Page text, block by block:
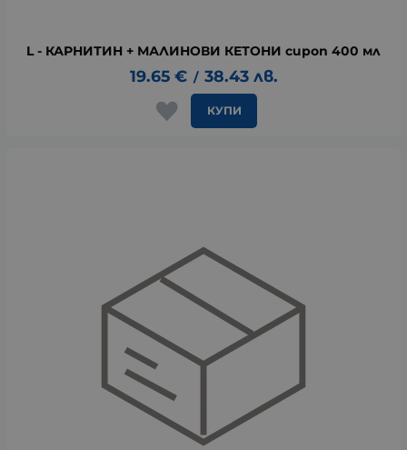
L - КАРНИТИН + МАЛИНОВИ КЕТОНИ сироп 400 мл
19.65 € / 38.43 лв.
КУПИ